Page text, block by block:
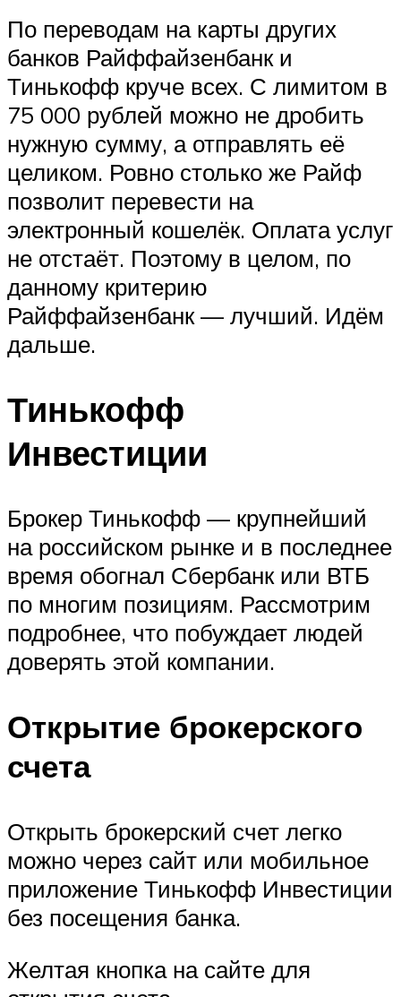
По переводам на карты других
банков Райффайзенбанк и
Тинькофф круче всех. С лимитом в
75 000 рублей можно не дробить
нужную сумму, а отправлять её
целиком. Ровно столько же Райф
позволит перевести на
электронный кошелёк. Оплата услуг
не отстаёт. Поэтому в целом, по
данному критерию
Райффайзенбанк — лучший. Идём
дальше.
Тинькофф
Инвестиции
Брокер Тинькофф — крупнейший
на российском рынке и в последнее
время обогнал Сбербанк или ВТБ
по многим позициям. Рассмотрим
подробнее, что побуждает людей
доверять этой компании.
Открытие брокерского
счета
Открыть брокерский счет легко
можно через сайт или мобильное
приложение Тинькофф Инвестиции
без посещения банка.
Желтая кнопка на сайте для